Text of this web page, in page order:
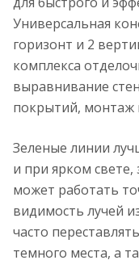
Универсальная
горизонт и 2
комплекса
выравнивание
покрытий, монтаж
Зеленые линии
и при ярком свете,
может работать
видимость лучей
часто
темного места, а